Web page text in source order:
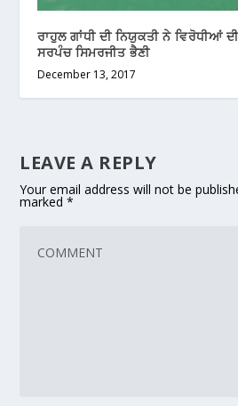
ਰਾਹੁਲ ਗਾਂਧੀ ਦੀ ਨਿਯੁਕਤੀ ਨੇ ਵਿਰੋਧੀਆਂ
ਸਰਪੰਚ ਸਿਮਰਜੀਤ ਭੈਣੀ
December 13, 2017
LEAVE A REPLY
Your email address will not be
marked*